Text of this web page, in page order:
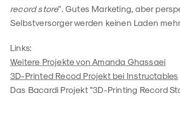
record store". Gutes Marketing, aber
Selbstversorger werden keinen Laden
Links:
Weitere Projekte von Amanda Ghassaei
3D-Printed Recod Projekt bei Instructables
Das Bacardi Projekt "3D-Printing Record